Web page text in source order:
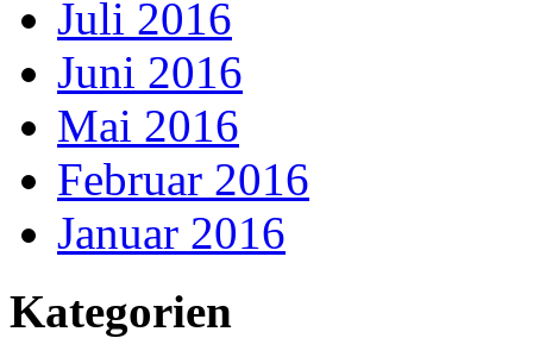
Juli 2016
Juni 2016
Mai 2016
Februar 2016
Januar 2016
Kategorien